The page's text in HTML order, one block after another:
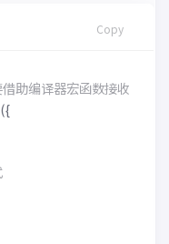
Copy
({